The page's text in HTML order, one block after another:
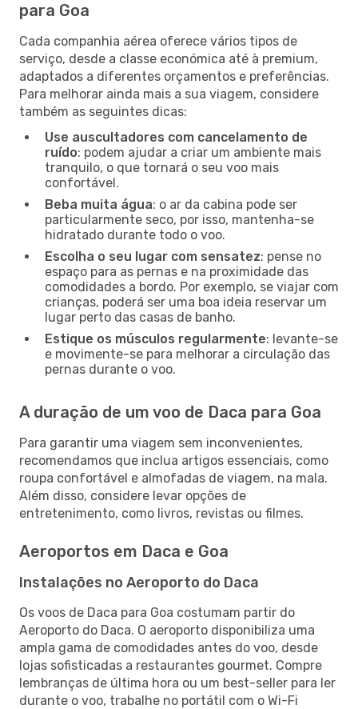
para Goa
Cada companhia aérea oferece vários tipos de
serviço, desde a classe económica até à premium,
adaptados a diferentes orçamentos e preferências.
Para melhorar ainda mais a sua viagem, considere
também as seguintes dicas:
Use auscultadores com cancelamento de
ruído: podem ajudar a criar um ambiente mais
tranquilo, o que tornará o seu voo mais
confortável.
Beba muita água: o ar da cabina pode ser
particularmente seco, por isso, mantenha-se
hidratado durante todo o voo.
Escolha o seu lugar com sensatez: pense no
espaço para as pernas e na proximidade das
comodidades a bordo. Por exemplo, se viajar com
crianças, poderá ser uma boa ideia reservar um
lugar perto das casas de banho.
Estique os músculos regularmente: levante-se
e movimente-se para melhorar a circulação das
pernas durante o voo.
A duração de um voo de Daca para Goa
Para garantir uma viagem sem inconvenientes,
recomendamos que inclua artigos essenciais, como
roupa confortável e almofadas de viagem, na mala.
Além disso, considere levar opções de
entretenimento, como livros, revistas ou filmes.
Aeroportos em Daca e Goa
Instalações no Aeroporto do Daca
Os voos de Daca para Goa costumam partir do
Aeroporto do Daca. O aeroporto disponibiliza uma
ampla gama de comodidades antes do voo, desde
lojas sofisticadas a restaurantes gourmet. Compre
lembranças de última hora ou um best-seller para ler
durante o voo, trabalhe no portátil com o Wi-Fi